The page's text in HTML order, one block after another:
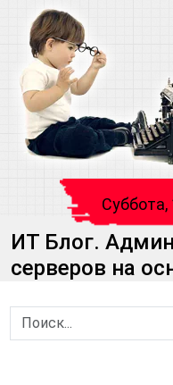
Суббота,
ИТ Блог.
серверов на